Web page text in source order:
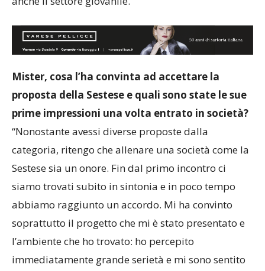
anche il settore giovanile.
Mister, cosa l’ha convinta ad accettare la
proposta della Sestese e quali sono state le sue
prime impressioni una volta entrato in società?
“Nonostante avessi diverse proposte dalla
categoria, ritengo che allenare una società come la
Sestese sia un onore. Fin dal primo incontro ci
siamo trovati subito in sintonia e in poco tempo
abbiamo raggiunto un accordo. Mi ha convinto
soprattutto il progetto che mi è stato presentato e
l’ambiente che ho trovato: ho percepito